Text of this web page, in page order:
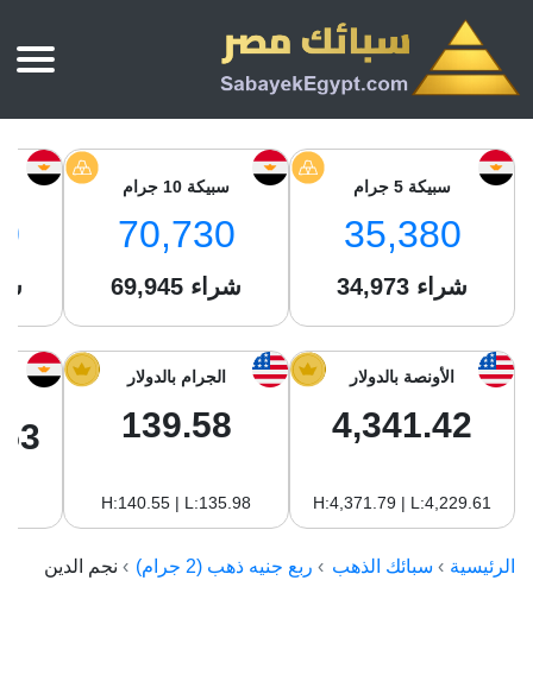
أسعار الذهب
سعر الذهب عيار 24
سعر جنيه الذهب
سبائك الذهب
بي تي سي
سام
سليمة جولد
سويس جولد
أسعار الفضة اليوم
سبائك الفضة
بي تي سي
جونير
نجم الدين
من نحن
سبيكة 5 جرام
35,380
34,973 شراء
سبيكة 10 جرام
70,730
69,945 شراء
الأونصة بالدولار
4,341.42
H:4,371.79 | L:4,229.61
الجرام بالدولار
139.58
H:140.55 | L:135.98
الرئيسية سبائك الذهب ربع جنيه ذهب (2 جرام) نجم الدين